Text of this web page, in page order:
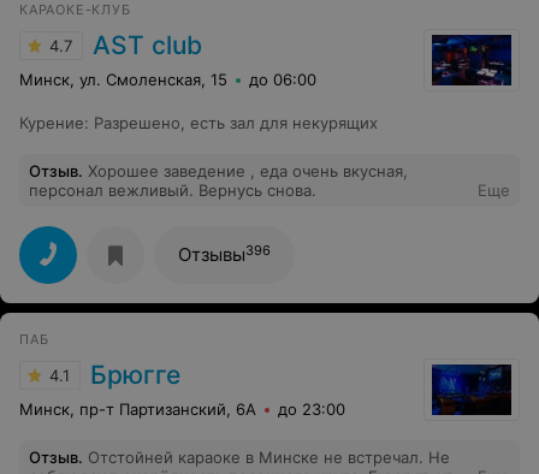
КАРАОКЕ-КЛУБ
4.7 AST club
Минск, ул. Смоленская, 15 до 06:00
Курение: Разрешено, есть зал для некурящих
Отзыв. Хорошее заведение , еда очень вкусная,
персонал вежливый. Вернусь снова.
Еще
Отзывы396
ПАБ
4.1 Брюгге
Минск, пр-т Партизанский, 6А до 23:00
Отзыв. Отстойней караоке в Минске не встречал. Не